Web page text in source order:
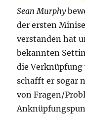
Sean Murphy
der ersten
verstanden hat
bekannten
die Verknüpfung
schafft er sogar
von Fragen/